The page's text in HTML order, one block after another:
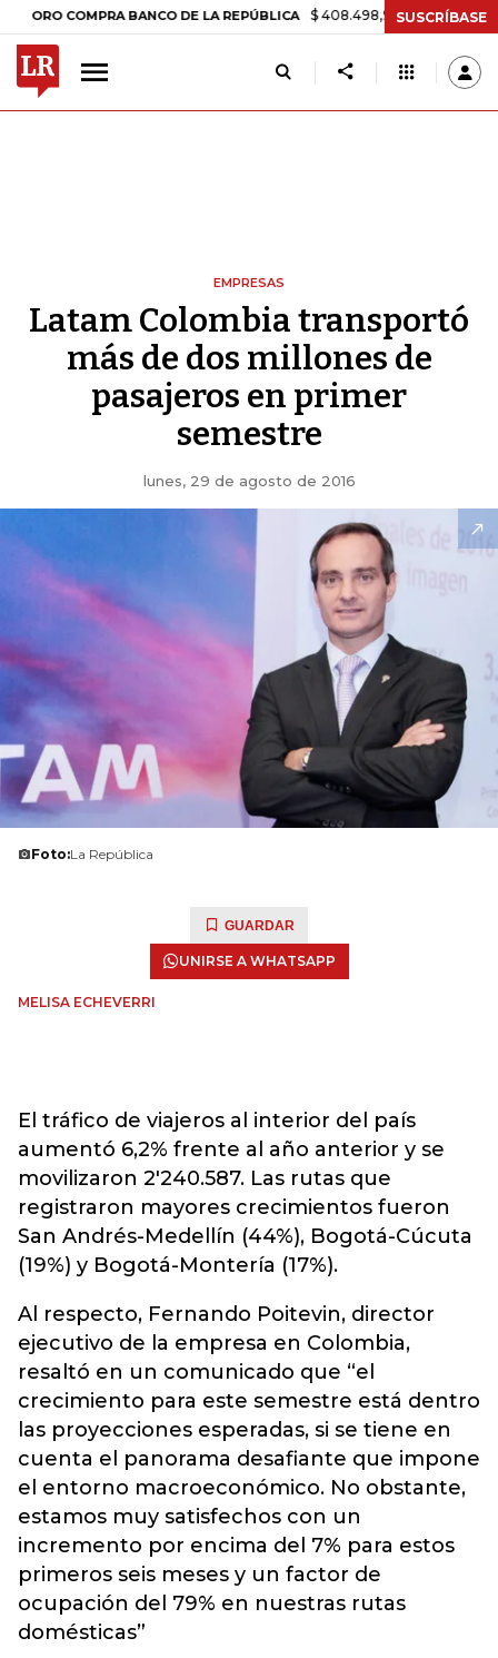
COMPRA BANCO DE LA REPÚBLICA $ 408.498,97 +$ 8.753,81 +2,19%
SUSCRÍBASE
EMPRESAS
Latam Colombia transportó
más de dos millones de
pasajeros en primer
semestre
lunes, 29 de agosto de 2016
Foto:La República
GUARDAR
UNIRSE A WHATSAPP
MELISA ECHEVERRI
El tráfico de viajeros al interior del país
aumentó 6,2% frente al año anterior y se
movilizaron 2'240.587. Las rutas que
registraron mayores crecimientos fueron
San Andrés-Medellín (44%), Bogotá-Cúcuta
(19%) y Bogotá-Montería (17%).
Al respecto, Fernando Poitevin, director
ejecutivo de la empresa en Colombia,
resaltó en un comunicado que “el
crecimiento para este semestre está dentro
las proyecciones esperadas, si se tiene en
cuenta el panorama desafiante que impone
el entorno macroeconómico. No obstante,
estamos muy satisfechos con un
incremento por encima del 7% para estos
primeros seis meses y un factor de
ocupación del 79% en nuestras rutas
domésticas”